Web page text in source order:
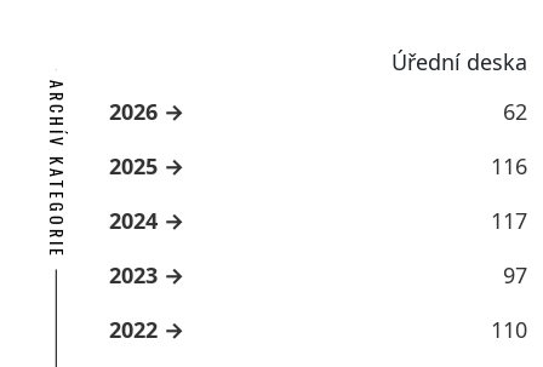
Úřední deska
ARCHÍV KATEGORIE 2026
62
2025
116
2024
117
2023
97
2022
110